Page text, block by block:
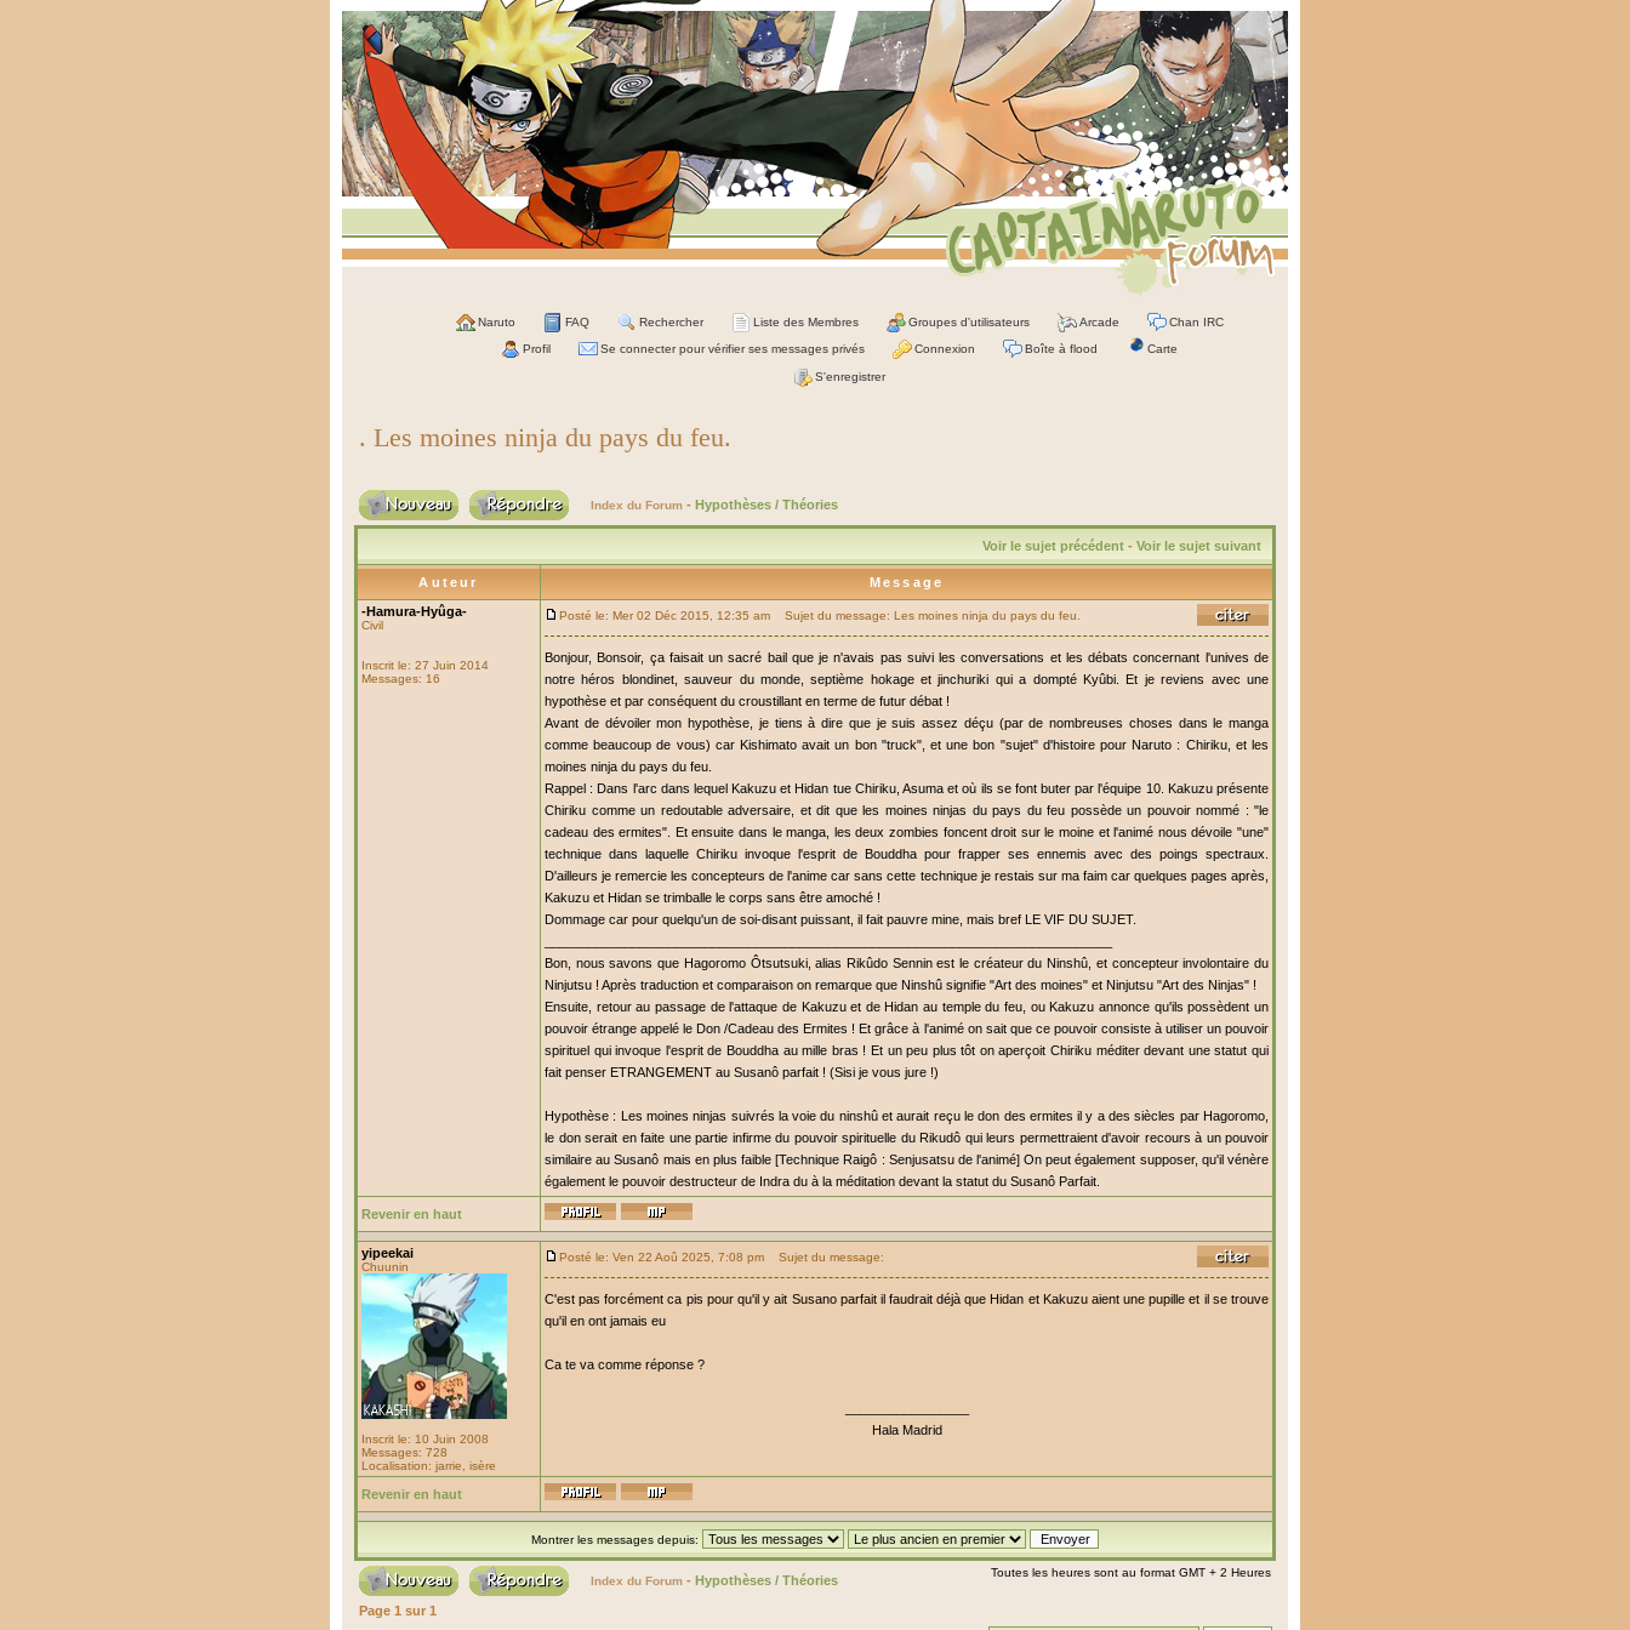
Naruto FAQ Rechercher Liste des Membres Groupes d'utilisateurs Arcade Chan IRC
Profil Se connecter pour vérifier ses messages privés Connexion Boîte à flood Carte
S'enregistrer
. Les moines ninja du pays du feu.
Index du Forum - Hypothèses / Théories
Voir le sujet précédent - Voir le sujet suivant
Auteur
Message
-Hamura-Hyûga-
Civil
Inscrit le: 27 Juin 2014
Messages: 16
Posté le: Mer 02 Déc 2015, 12:35 am Sujet du message: Les moines ninja du pays du feu.
Bonjour, Bonsoir, ça faisait un sacré bail que je n'avais pas suivi les conversations et les débats concernant l'unives de
notre héros blondinet, sauveur du monde, septième hokage et jinchuriki qui a dompté Kyûbi. Et je reviens avec une
hypothèse et par conséquent du croustillant en terme de futur débat !
Avant de dévoiler mon hypothèse, je tiens à dire que je suis assez déçu (par de nombreuses choses dans le manga
comme beaucoup de vous) car Kishimato avait un bon "truck", et une bon "sujet" d'histoire pour Naruto : Chiriku, et les
moines ninja du pays du feu.
Rappel : Dans l'arc dans lequel Kakuzu et Hidan tue Chiriku, Asuma et où ils se font buter par l'équipe 10. Kakuzu présente
Chiriku comme un redoutable adversaire, et dit que les moines ninjas du pays du feu possède un pouvoir nommé : "le
cadeau des ermites". Et ensuite dans le manga, les deux zombies foncent droit sur le moine et l'animé nous dévoile "une"
technique dans laquelle Chiriku invoque l'esprit de Bouddha pour frapper ses ennemis avec des poings spectraux.
D'ailleurs je remercie les concepteurs de l'anime car sans cette technique je restais sur ma faim car quelques pages après,
Kakuzu et Hidan se trimballe le corps sans être amoché !
Dommage car pour quelqu'un de soi-disant puissant, il fait pauvre mine, mais bref LE VIF DU SUJET.
Bon, nous savons que Hagoromo Ôtsutsuki, alias Rikûdo Sennin est le créateur du Ninshû, et concepteur involontaire du
Ninjutsu ! Après traduction et comparaison on remarque que Ninshû signifie "Art des moines" et Ninjutsu "Art des Ninjas" !
Ensuite, retour au passage de l'attaque de Kakuzu et de Hidan au temple du feu, ou Kakuzu annonce qu'ils possèdent un
pouvoir étrange appelé le Don /Cadeau des Ermites ! Et grâce à l'animé on sait que ce pouvoir consiste à utiliser un pouvoir
spirituel qui invoque l'esprit de Bouddha au mille bras ! Et un peu plus tôt on aperçoit Chiriku méditer devant une statut qui
fait penser ETRANGEMENT au Susanô parfait ! (Sisi je vous jure !)
Hypothèse : Les moines ninjas suivrés la voie du ninshû et aurait reçu le don des ermites il y a des siècles par Hagoromo,
le don serait en faite une partie infirme du pouvoir spirituelle du Rikudô qui leurs permettraient d'avoir recours à un pouvoir
similaire au Susanô mais en plus faible [Technique Raigô : Senjusatsu de l'animé] On peut également supposer, qu'il vénère
également le pouvoir destructeur de Indra du à la méditation devant la statut du Susanô Parfait.
Revenir en haut
yipeekai
Chuunin
Inscrit le: 10 Juin 2008
Messages: 728
Localisation: jarrie, isère
Posté le: Ven 22 Aoû 2025, 7:08 pm Sujet du message:
C'est pas forcément ca pis pour qu'il y ait Susano parfait il faudrait déjà que Hidan et Kakuzu aient une pupille et il se trouve
qu'il en ont jamais eu
Ca te va comme réponse ?
Hala Madrid
Revenir en haut
Montrer les messages depuis:
Index du Forum - Hypothèses / Théories
Toutes les heures sont au format GMT + 2 Heures
Page 1 sur 1